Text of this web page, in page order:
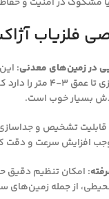
مشکوک در امنیت و
فلزیاب
در زمین‌های معدنی:
شناسایی اهداف فلزی
بسیار خوب است.
قابلیت تشخیص و جداسازی
افزایش سرعت و
: امکان تنظیم
از جمله